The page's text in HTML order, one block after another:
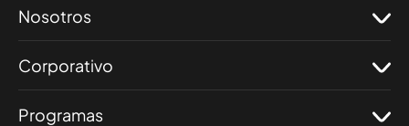
Nosotros
Corporativo
Programas